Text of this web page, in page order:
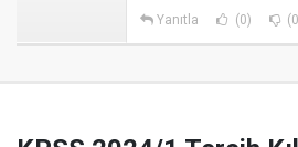
Yanıtla (0)